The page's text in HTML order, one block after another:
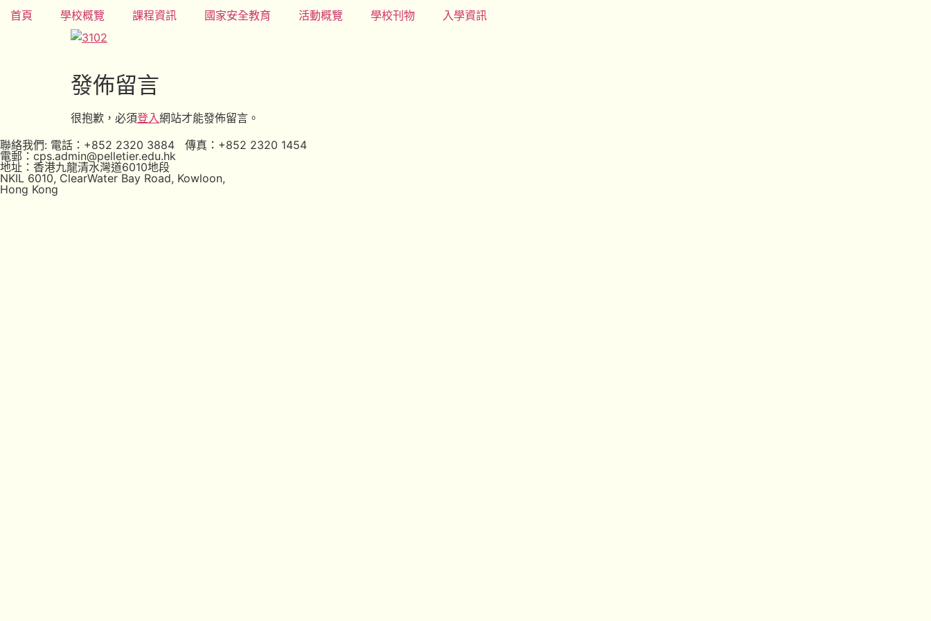
首頁 學校概覽 課程資訊 國家安全教育 活動概覽 學校刊物 入學資訊
發佈留言
很抱歉，必須登入網站才能發佈留言。
聯絡我們: 電話：+852 2320 3884 傳真：+852 2320 1454
電郵：cps.admin@pelletier.edu.hk
地址：香港九龍清水灣道6010地段
NKIL 6010, ClearWater Bay Road, Kowloon,
Hong Kong